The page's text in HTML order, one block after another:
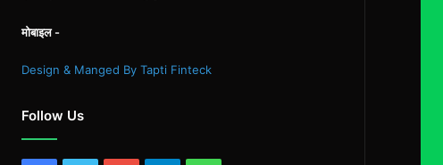
मोबाइल -
Design & Manged By Tapti Finteck
Follow Us